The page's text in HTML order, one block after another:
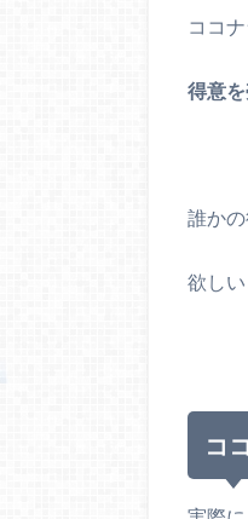
ココ
得意
誰か
欲し
コ